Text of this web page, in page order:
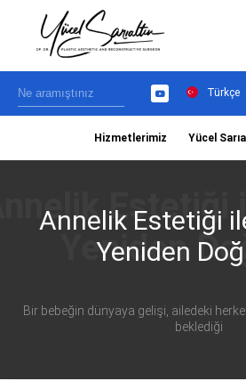
YouTubeTürkçe
Hizmetlerimiz Yücel
Annelik Estetiği
Yeniden
Bir bebeğin dünyaya gelişi, ailedeki
beklediği